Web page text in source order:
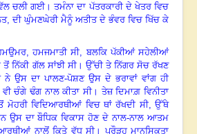
ਚਲੀ ਗਈ।ਤਮੰਨਾ ਦਾ ਪੱਤਰਕਾਰੀ ਦੇ ਖੇਤਰ ਵਿਚ
, ਦੀ ਘੁੰਮਣਘੇਰੀ ਮੈਨੂੰ ਅਤੀਤ ਦੇ ਭੰਵਰ ਵਿਚ ਖਿੱਚ ਕੇ
,ਹਮਜਮਾਤੀ ਸੀ, ਬਲਕਿ ਪੱਕੀਆਂ ਸਹੇਲੀਆਂ
ਤੋਂ ਨਿੱਕੀ ਗੱਲ ਸਾਂਝੀ ਸੀ। ਉੱਚੀ ਤੇ ਨਿੱਗਰ ਸੋਚ ਰੱਖਣ
ਨੇ ਉਸ ਦਾ ਪਾਲਣ-ਪੋਸ਼ਣ ਉਸ ਦੇ ਭਰਾਵਾਂ ਵਾਂਗ ਹੀ
ਵੀ ਚੰਗੇ ਢੰਗ ਨਾਲ ਕੀਤਾ ਸੀ। ਤੇਜ਼ ਦਿਮਾਗ਼ ਵਿਨੀਤਾ
ਮੋਹਰੀ ਵਿਦਿਆਰਥੀਆਂ ਵਿਚ ਥਾਂ ਰੱਖਦੀ ਸੀ,ਉੱਥੇ
ਉਸ ਦਾ ਬੌਧਿਕ ਵਿਕਾਸ ਹੋਣ ਦੇ ਨਾਲ-ਨਾਲ ਆਤਮ
ਨਾਲੋਂ ਕਿਤੇ ਵੱਧ ਸੀ। ਪ੍ਰੌੜ੍ਹ ਮਾਨਸਿਕਤਾ